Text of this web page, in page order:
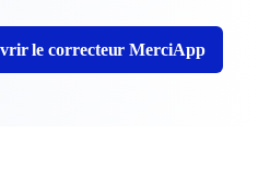
le correcteur MerciApp